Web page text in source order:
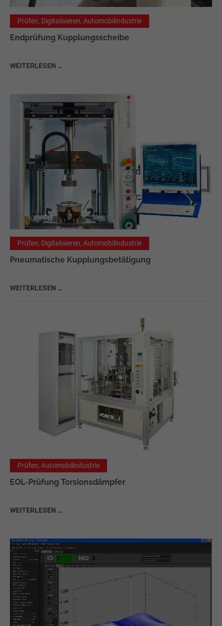
Prüfen, Digitalisieren, Automobilindustrie
Endprüfung Kupplungsscheibe
WEITERLESEN …
Prüfen, Digitalisieren, Automobilindustrie
Pneumatische Kupplungsbetätigung
WEITERLESEN …
Prüfen, Automobilindustrie
EOL-Prüfung Torsionsdämpfer
WEITERLESEN …